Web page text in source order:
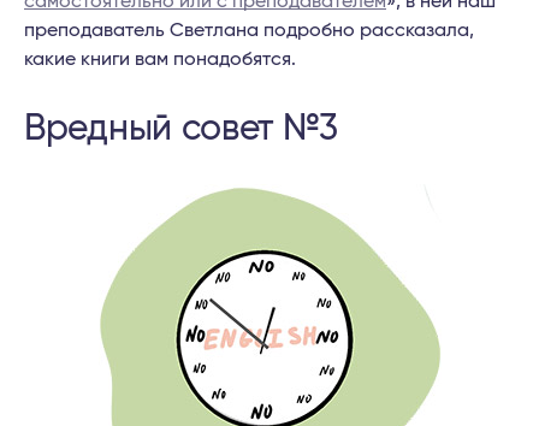
преподаватель Светлана подробно рассказала,
какие книги вам понадобятся.
Вредный совет №3